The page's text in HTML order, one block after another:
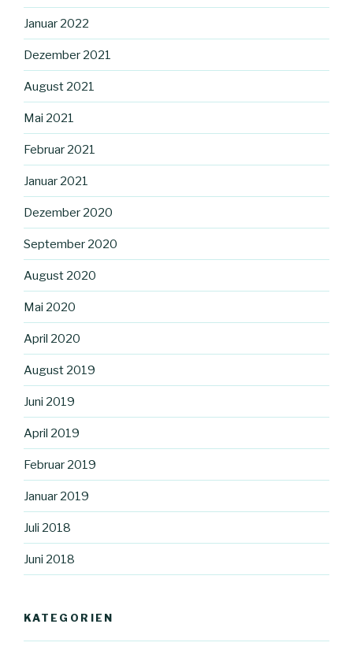
Januar 2022
Dezember 2021
August 2021
Mai 2021
Februar 2021
Januar 2021
Dezember 2020
September 2020
August 2020
Mai 2020
April 2020
August 2019
Juni 2019
April 2019
Februar 2019
Januar 2019
Juli 2018
Juni 2018
KATEGORIEN